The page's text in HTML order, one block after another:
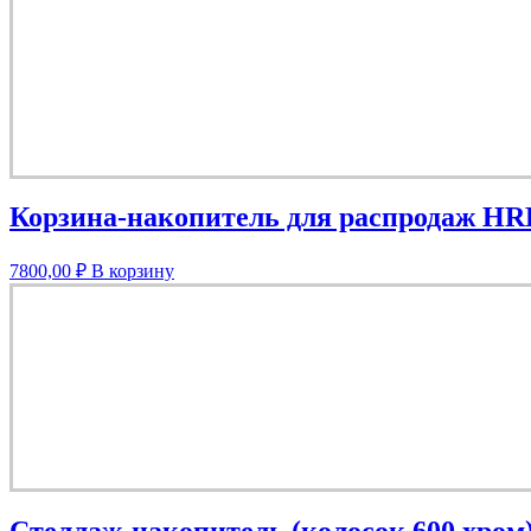
Корзина-накопитель для распродаж
7800,00 ₽ В корзину